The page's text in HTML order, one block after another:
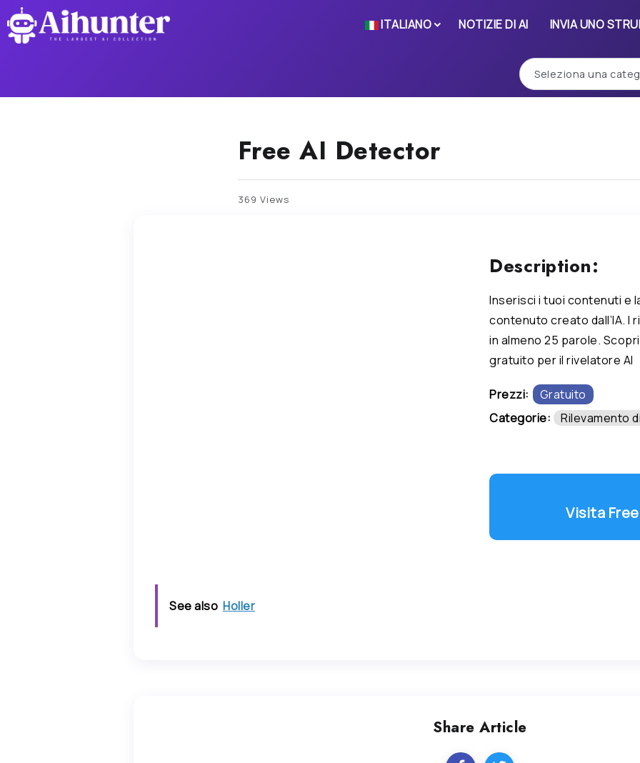
ITALIANO NOTIZIE DI AI INVIA UNO
Free AI Detector
369 Views
Description:
Inserisci i tuoi contenuti e
contenuto creato dall’IA. I
in almeno 25 parole.
gratuito per il rivelatore AI
Prezzi:
Gratuito
Categorie:
Rilevamento
Visita
See also Holler
Share Article